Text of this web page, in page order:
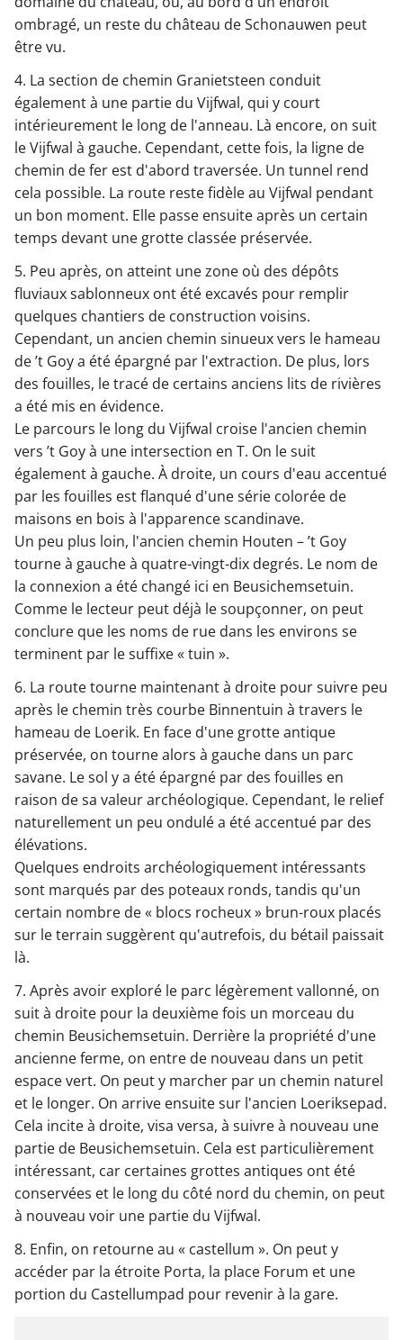
ombragé, un reste du château de Schonauwen peut
être vu.
4. La section de chemin Granietsteen conduit
également à une partie du Vijfwal, qui y court
intérieurement le long de l'anneau. Là encore, on suit
le Vijfwal à gauche. Cependant, cette fois, la ligne de
chemin de fer est d'abord traversée. Un tunnel rend
cela possible. La route reste fidèle au Vijfwal pendant
un bon moment. Elle passe ensuite après un certain
temps devant une grotte classée préservée.
5. Peu après, on atteint une zone où des dépôts
fluviaux sablonneux ont été excavés pour remplir
quelques chantiers de construction voisins.
Cependant, un ancien chemin sinueux vers le hameau
de ’t Goy a été épargné par l'extraction. De plus, lors
des fouilles, le tracé de certains anciens lits de rivières
a été mis en évidence.
Le parcours le long du Vijfwal croise l'ancien chemin
vers ’t Goy à une intersection en T. On le suit
également à gauche. À droite, un cours d'eau accentué
par les fouilles est flanqué d'une série colorée de
maisons en bois à l'apparence scandinave.
Un peu plus loin, l'ancien chemin Houten – ’t Goy
tourne à gauche à quatre-vingt-dix degrés. Le nom de
la connexion a été changé ici en Beusichemsetuin.
Comme le lecteur peut déjà le soupçonner, on peut
conclure que les noms de rue dans les environs se
terminent par le suffixe « tuin ».
6. La route tourne maintenant à droite pour suivre peu
après le chemin très courbe Binnentuin à travers le
hameau de Loerik. En face d'une grotte antique
préservée, on tourne alors à gauche dans un parc
savane. Le sol y a été épargné par des fouilles en
raison de sa valeur archéologique. Cependant, le relief
naturellement un peu ondulé a été accentué par des
élévations.
Quelques endroits archéologiquement intéressants
sont marqués par des poteaux ronds, tandis qu'un
certain nombre de « blocs rocheux » brun-roux placés
sur le terrain suggèrent qu'autrefois, du bétail paissait
là.
7. Après avoir exploré le parc légèrement vallonné, on
suit à droite pour la deuxième fois un morceau du
chemin Beusichemsetuin. Derrière la propriété d'une
ancienne ferme, on entre de nouveau dans un petit
espace vert. On peut y marcher par un chemin naturel
et le longer. On arrive ensuite sur l'ancien Loeriksepad.
Cela incite à droite, visa versa, à suivre à nouveau une
partie de Beusichemsetuin. Cela est particulièrement
intéressant, car certaines grottes antiques ont été
conservées et le long du côté nord du chemin, on peut
à nouveau voir une partie du Vijfwal.
8. Enfin, on retourne au « castellum ». On peut y
accéder par la étroite Porta, la place Forum et une
portion du Castellumpad pour revenir à la gare.